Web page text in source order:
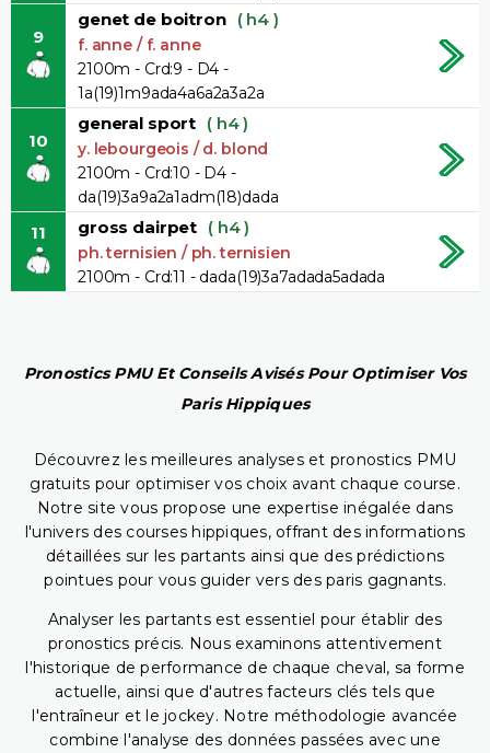
9
genet de boitron ( h4 )
f. anne / f. anne
2100m - Crd:9 - D4 -
1a(19)1m9ada4a6a2a3a2a
10
general sport ( h4 )
y. lebourgeois / d. blond
2100m - Crd:10 - D4 -
da(19)3a9a2a1adm(18)dada
11 gross dairpet ( h4 )
ph. ternisien / ph. ternisien
2100m - Crd:11 - dada(19)3a7adada5adada
Pronostics PMU Et Conseils Avisés Pour Optimiser Vos
Paris Hippiques
Découvrez les meilleures analyses et pronostics PMU
gratuits pour optimiser vos choix avant chaque course.
Notre site vous propose une expertise inégalée dans
l'univers des courses hippiques, offrant des informations
détaillées sur les partants ainsi que des prédictions
pointues pour vous guider vers des paris gagnants.
Analyser les partants est essentiel pour établir des
pronostics précis. Nous examinons attentivement
l'historique de performance de chaque cheval, sa forme
actuelle, ainsi que d'autres facteurs clés tels que
l'entraîneur et le jockey. Notre méthodologie avancée
combine l'analyse des données passées avec une